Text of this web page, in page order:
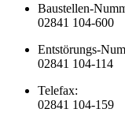
Baustellen-
02841 104-600
Entstörungs-
02841 104-114
Telefax:
02841 104-159